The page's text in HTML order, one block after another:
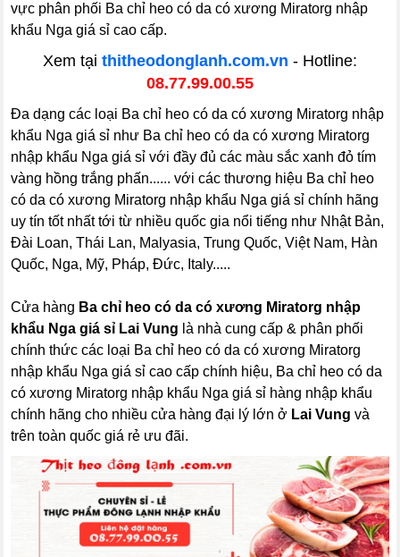
vực phân phối Ba chỉ heo có da có xương Miratorg nhập
khẩu Nga giá sỉ cao cấp.
Xem tại thitheodonglanh.com.vn - Hotline:
08.77.99.00.55
Đa dạng các loại Ba chỉ heo có da có xương Miratorg nhập
khẩu Nga giá sỉ như Ba chỉ heo có da có xương Miratorg
nhập khẩu Nga giá sỉ với đầy đủ các màu sắc xanh đỏ tím
vàng hồng trắng phấn...... với các thương hiệu Ba chỉ heo
có da có xương Miratorg nhập khẩu Nga giá sỉ chính hãng
uy tín tốt nhất tới từ nhiều quốc gia nổi tiếng như Nhật Bản,
Đài Loan, Thái Lan, Malyasia, Trung Quốc, Việt Nam, Hàn
Quốc, Nga, Mỹ, Pháp, Đức, Italy.....
Cửa hàng Ba chỉ heo có da có xương Miratorg nhập
khẩu Nga giá sỉ Lai Vung là nhà cung cấp & phân phối
chính thức các loại Ba chỉ heo có da có xương Miratorg
nhập khẩu Nga giá sỉ cao cấp chính hiệu, Ba chỉ heo có da
có xương Miratorg nhập khẩu Nga giá sỉ hàng nhập khẩu
chính hãng cho nhiều cửa hàng đại lý lớn ở Lai Vung và
trên toàn quốc giá rẻ ưu đãi.